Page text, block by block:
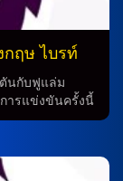
กฤษ ไบรท์
นกับฟูแล่ม
ารแข่งขันครั้งนี้
จากการทำนาย
ป็นผู้นำในเรื่อง
ดงความ